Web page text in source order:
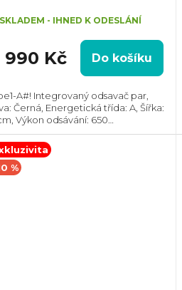
SKLADEM - IHNED K ODESLÁNÍ
990 Kč Do košíku
A#! Integrovaný odsavač par,
Černá, Energetická třída: A, Šířka:
Výkon odsávání: 650
Průměr odtahu: 150 mm, Směr
Horní, Hob2Hood, Možnost
i...
%